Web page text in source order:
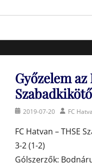
Egyesület a hatvani
Győzelem
Posted2019-07-20 Author
FC
FC Hatvan – THSE
3-2 (1-2)
Gólszerzők: